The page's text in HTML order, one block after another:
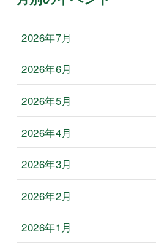
2026年7月
2026年6月
2026年5月
2026年4月
2026年3月
2026年2月
2026年1月